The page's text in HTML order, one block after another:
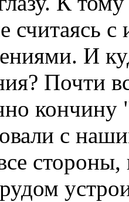
считаясь
И
Почти
с